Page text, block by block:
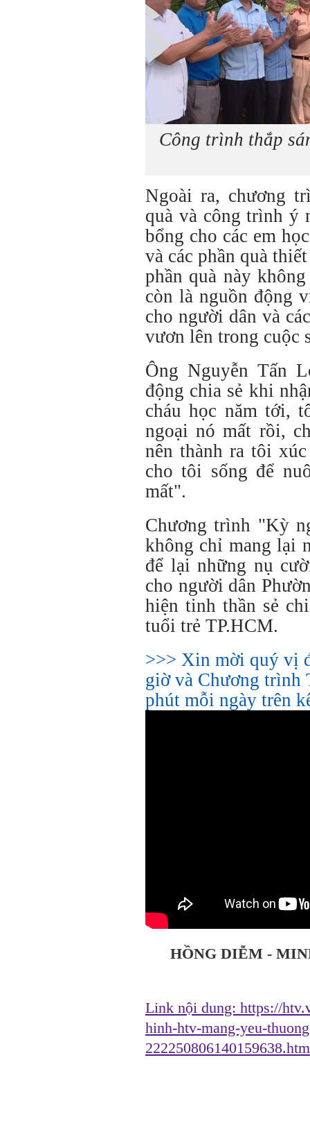
Công trình thắp
Ngoài ra, chương
quà và công trình ý
bổng cho các em
và các phần quà
phần quà này
còn là nguồn động
cho người dân và
vươn lên trong cuộc
Ông Nguyễn Tấn
động chia sẻ khi
cháu học năm tới,
ngoại nó mất rồi,
nên thành ra tôi
cho tôi sống để
mất".
Chương trình "Kỳ
không chỉ mang lại
để lại những nụ
cho người dân
hiện tinh thần sẻ
tuổi trẻ TP.HCM.
>>> Xin mời quý vị
giờ và Chương trình
phút mỗi ngày trên
HỒNG DIỄM -
Link nội dung: https://
hinh-htv-mang-yeu-
222250806140159638.htm